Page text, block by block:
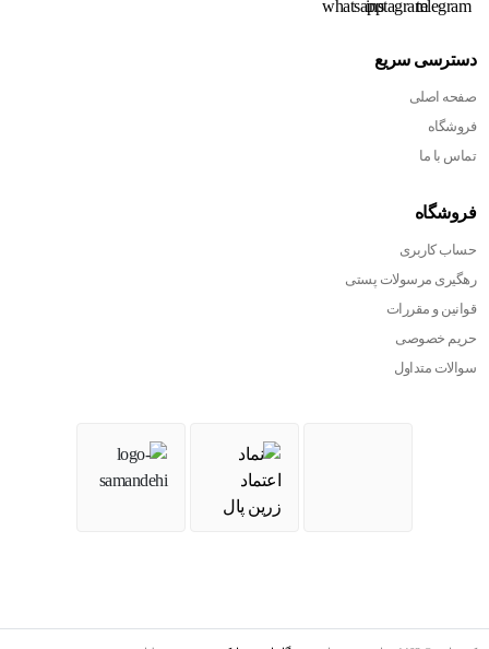
دسترسی سریع
صفحه اصلی
فروشگاه
تماس با ما
فروشگاه
حساب کاربری
رهگیری مرسولات پستی
قوانین و مقررات
حریم خصوصی
سوالات متداول